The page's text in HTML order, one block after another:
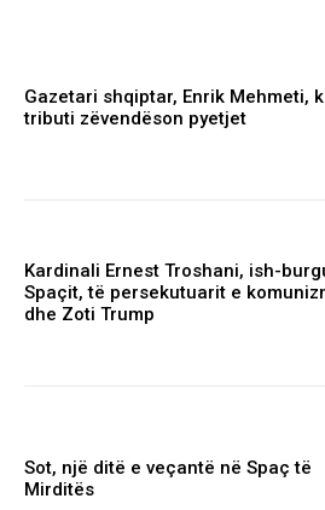
Gazetari shqiptar, Enrik Mehmeti,
tributi zëvendëson pyetjet
Kardinali Ernest Troshani, ish-
Spaçit, të persekutuarit e
dhe Zoti Trump
Sot, një ditë e veçantë në Spaç të
Mirditës